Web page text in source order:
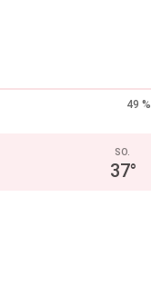
49 %
SO.
37°